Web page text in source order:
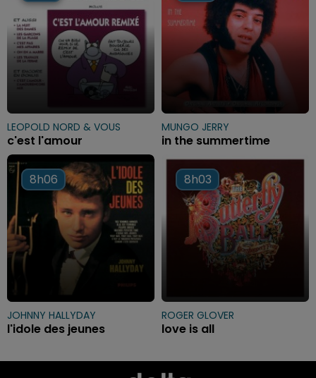
LEOPOLD NORD & VOUS
c'est l'amour
MUNGO JERRY
in the summertime
8h06
8h06
JOHNNY HALLYDAY
l'idole des jeunes
8h03
8h03
ROGER GLOVER
love is all